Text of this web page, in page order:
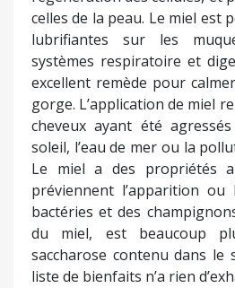
celles de la peau. Le miel est
lubrifiantes sur les
systèmes respiratoire et
excellent remède pour
gorge. L’application de miel
cheveux ayant été
soleil, l’eau de mer ou la
Le miel a des propriétés
préviennent l’apparition
bactéries et des
du miel, est beaucoup
saccharose contenu dans le
liste de bienfaits n’a rien